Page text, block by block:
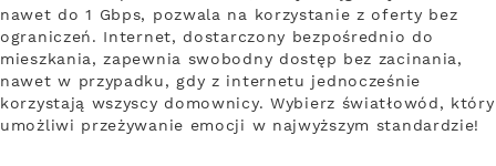
nawet do 1 Gbps, pozwala na korzystanie z oferty bez
ograniczeń. Internet, dostarczony bezpośrednio do
mieszkania, zapewnia swobodny dostęp bez zacinania,
nawet w przypadku, gdy z internetu jednocześnie
korzystają wszyscy domownicy. Wybierz światłowód, który
umożliwi przeżywanie emocji w najwyższym standardzie!